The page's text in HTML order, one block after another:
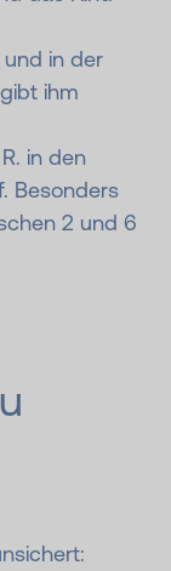
in der
ihm
in den
Besonders
2 und 6